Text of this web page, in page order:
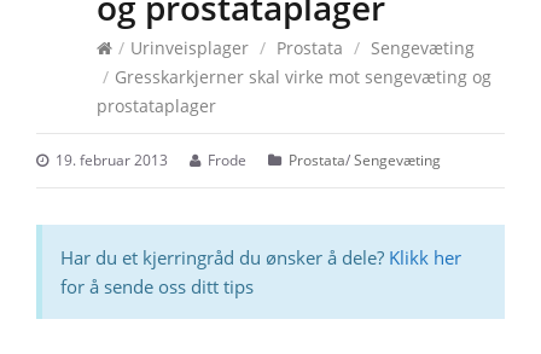
/ Urinveisplager / Prostata / Sengevæting
/ Gresskarkjerner skal virke mot sengevæting og
prostataplager
19. februar 2013 Frode Prostata/Sengevæting
Har du et kjerringråd du ønsker å dele? Klikk her
for å sende oss ditt tips